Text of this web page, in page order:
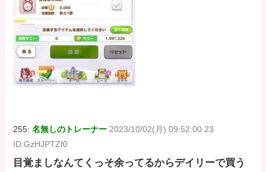
255:名無しのトレーナー 2023/10/02(月) 09:52:00.23
ID:GzHJPTZf0
目覚ましなんてくっそ余ってるからデイリーで買う